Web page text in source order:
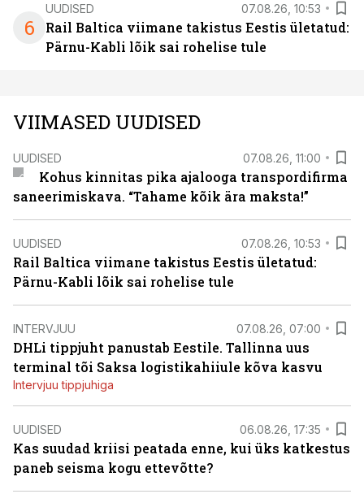
6
UUDISED 07.08.26, 10:53
Rail Baltica viimane takistus Eestis ületatud:
Pärnu-Kabli lõik sai rohelise tule
VIIMASED UUDISED
UUDISED 07.08.26, 11:00
Kohus kinnitas pika ajalooga transpordifirma
saneerimiskava. “Tahame kõik ära maksta!”
UUDISED 07.08.26, 10:53
Rail Baltica viimane takistus Eestis ületatud:
Pärnu-Kabli lõik sai rohelise tule
INTERVJUU 07.08.26, 07:00
DHLi tippjuht panustab Eestile. Tallinna uus
terminal tõi Saksa logistikahiiule kõva kasvu
Intervjuu tippjuhiga
UUDISED 06.08.26, 17:35
Kas suudad kriisi peatada enne, kui üks katkestus
paneb seisma kogu ettevõtte?